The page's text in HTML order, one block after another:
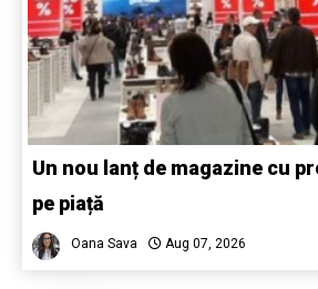
Un nou lanț de magazine cu
pe piață
Oana Sava Aug 07, 2026